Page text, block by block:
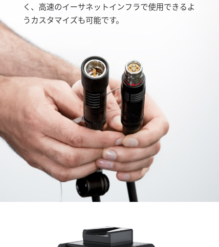
く、高速のイーサネットインフラで使用できるよ
うカスタマイズも可能です。